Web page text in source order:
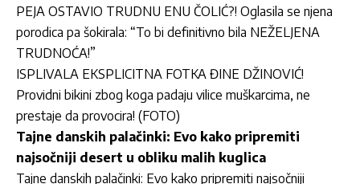
PEJA OSTAVIO TRUDNU ENU ČOLIĆ?! Oglasila se njena
porodica pa šokirala: “To bi definitivno bila NEŽELJENA
TRUDNOĆA!”
ISPLIVALA EKSPLICITNA FOTKA ĐINE DŽINOVIĆ!
Providni bikini zbog koga padaju vilice muškarcima, ne
prestaje da provocira! (FOTO)
Tajne danskih palačinki: Evo kako pripremiti
najsočniji desert u obliku malih kuglica
Tajne danskih palačinki: Evo kako pripremiti najsočniji